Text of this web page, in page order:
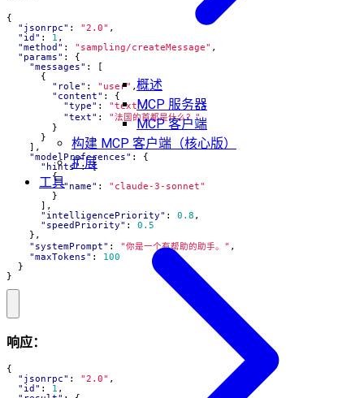
概述
MCP 服务器
MCP 客户端
构建 MCP 客户端（核心版）
扩展
工具
{
"jsonrpc" : "2.0" ,
"id" : 1 ,
"method" : "sampling/createMessage" ,
"params" :
{
"messages" :
[
{
"role" : "user" ,
"content" :
{
"type" : "text",
"text" :
"法国的首都是什么？"
}
}
],
"modelPreferences" :
{
"hints": [
{
"name" :
"claude-3-sonnet"
}
],
"intelligencePriority" : 0.8 ,
"speedPriority" :
0.5
},
"systemPrompt" : "你是一个有帮助的助手。" ,
"maxTokens" :
100
}
}
响应：
{
"jsonrpc" : "2.0" ,
"id" : 1 ,